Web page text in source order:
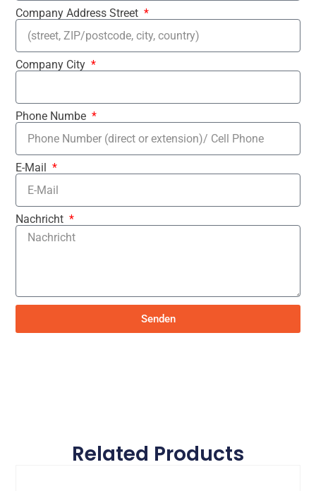
Company Address Street
Company City
Phone Numbe
E-Mail
Nachricht
Senden
Related Products